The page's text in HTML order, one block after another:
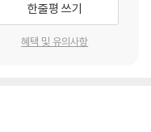
한줄평 쓰기
혜택 및 유의사항